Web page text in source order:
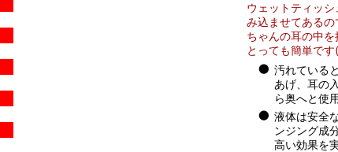
ウェットティッ
み込ませてある
ちゃんの耳の中を
とっても簡単で
汚れている
あげ、耳の
ら奥へと使
液体は安全
ンジング成
高い効果を